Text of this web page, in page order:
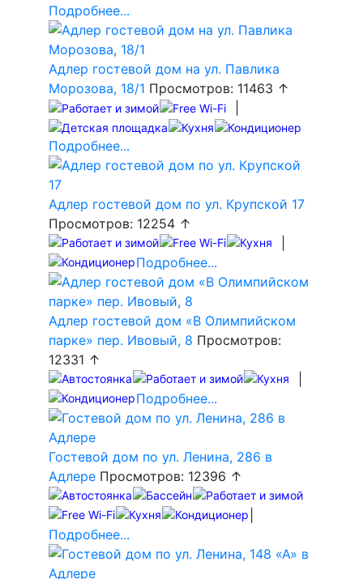
Подробнее...
Адлер гостевой дом на ул. Павлика
Морозова, 18/1 Просмотров: 11463 ↑
Подробнее...
Адлер гостевой дом по ул. Крупской 17
Просмотров: 12254 ↑
Подробнее...
Адлер гостевой дом «В Олимпийском
парке» пер. Ивовый, 8 Просмотров:
12331 ↑
Подробнее...
Гостевой дом по ул. Ленина, 286 в
Адлере Просмотров: 12396 ↑
Подробнее...